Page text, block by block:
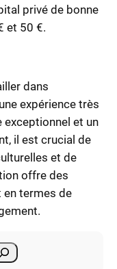
privé de bonne
et 50 €.
dans
expérience très
exceptionnel et un
il est crucial de
et de
offre des
termes de